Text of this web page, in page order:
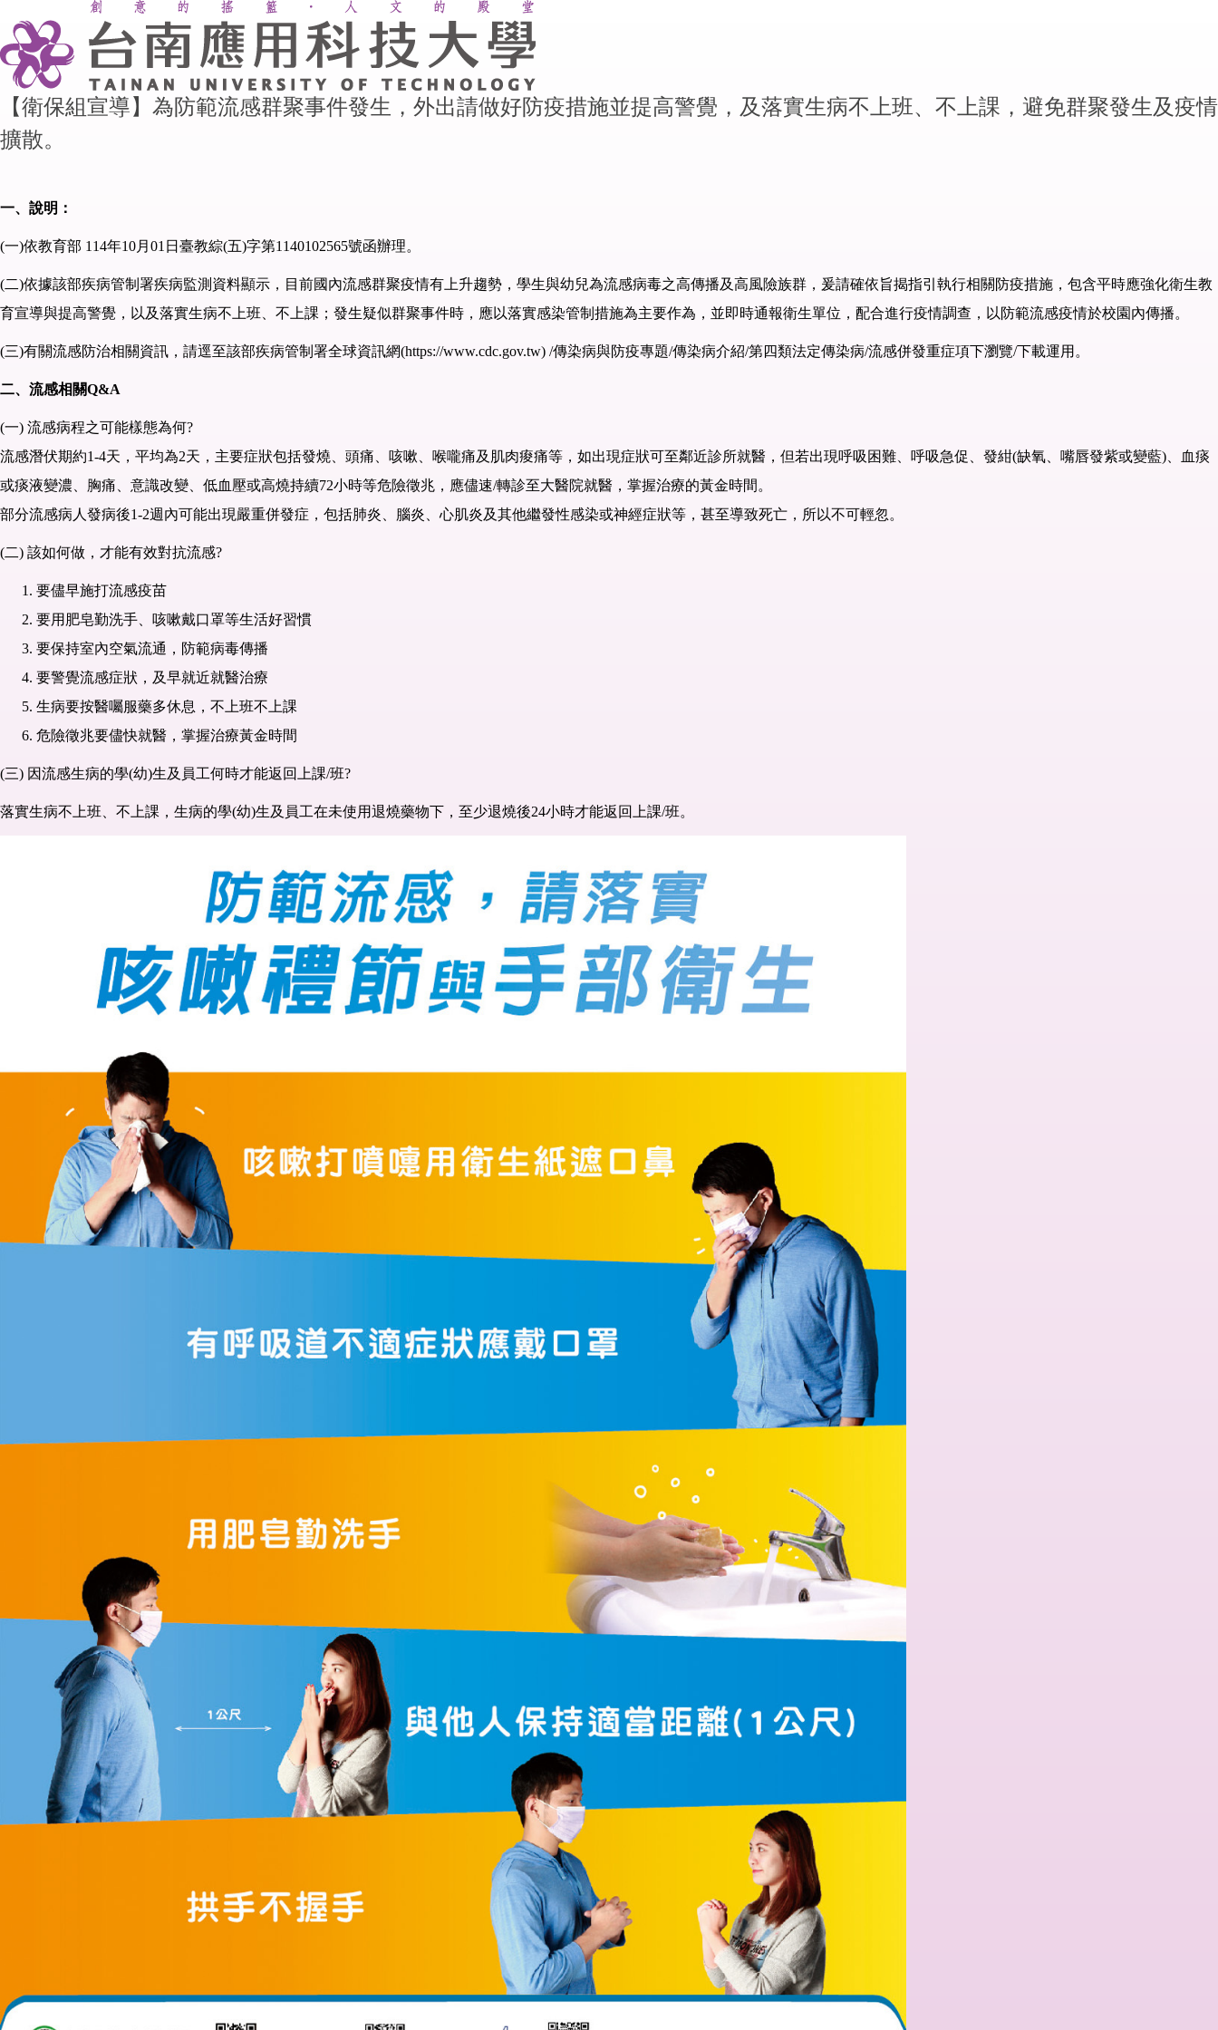
【衛保組宣導】為防範流感群聚事件發生，外出請做好防疫措施並提高警覺，及落實生病不上班、不上課，避免群聚發生及疫情
擴散。
一、說明：
(一)依教育部 114年10月01日臺教綜(五)字第1140102565號函辦理。
(二)依據該部疾病管制署疾病監測資料顯示，目前國內流感群聚疫情有上升趨勢，學生與幼兒為流感病毒之高傳播及高風險族群，爰請確依旨揭指引執行相關防疫措施，包含平時應強化衛生教
育宣導與提高警覺，以及落實生病不上班、不上課；發生疑似群聚事件時，應以落實感染管制措施為主要作為，並即時通報衛生單位，配合進行疫情調查，以防範流感疫情於校園內傳播。
(三)有關流感防治相關資訊，請逕至該部疾病管制署全球資訊網(https://www.cdc.gov.tw) /傳染病與防疫專題/傳染病介紹/第四類法定傳染病/流感併發重症項下瀏覽/下載運用。
二、流感相關Q&A
(一) 流感病程之可能樣態為何?
流感潛伏期約1-4天，平均為2天，主要症狀包括發燒、頭痛、咳嗽、喉嚨痛及肌肉痠痛等，如出現症狀可至鄰近診所就醫，但若出現呼吸困難、呼吸急促、發紺(缺氧、嘴唇發紫或變藍)、血痰
或痰液變濃、胸痛、意識改變、低血壓或高燒持續72小時等危險徵兆，應儘速/轉診至大醫院就醫，掌握治療的黃金時間。
部分流感病人發病後1-2週內可能出現嚴重併發症，包括肺炎、腦炎、心肌炎及其他繼發性感染或神經症狀等，甚至導致死亡，所以不可輕忽。
(二) 該如何做，才能有效對抗流感?
要儘早施打流感疫苗
要用肥皂勤洗手、咳嗽戴口罩等生活好習慣
要保持室內空氣流通，防範病毒傳播
要警覺流感症狀，及早就近就醫治療
生病要按醫囑服藥多休息，不上班不上課
危險徵兆要儘快就醫，掌握治療黃金時間
(三) 因流感生病的學(幼)生及員工何時才能返回上課/班?
落實 生病不上班、不上課，生病的學(幼)生及員工在未使用退燒藥物下，至少退燒後24小時才能返回上課/班。